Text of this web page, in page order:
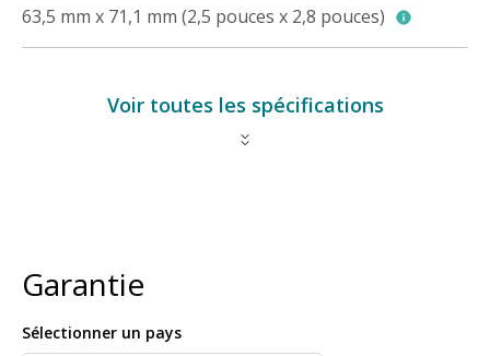
63,5 mm x 71,1 mm (2,5 pouces x 2,8 pouces)
Voir toutes les spécifications
Garantie
Sélectionner un pays